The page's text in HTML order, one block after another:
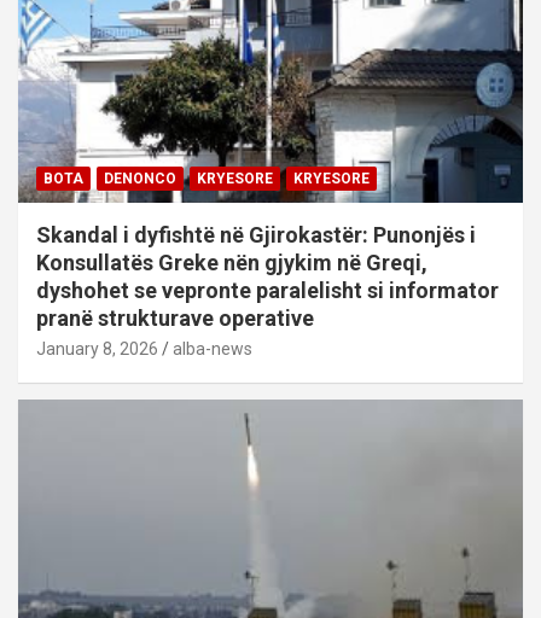
BOTA DENONCO KRYESORE KRYESORE
Skandal i dyfishtë në Gjirokastër: Punonjës i
Konsullatës Greke nën gjykim në Greqi,
dyshohet se vepronte paralelisht si informator
pranë strukturave operative
January 8, 2026 alba-news